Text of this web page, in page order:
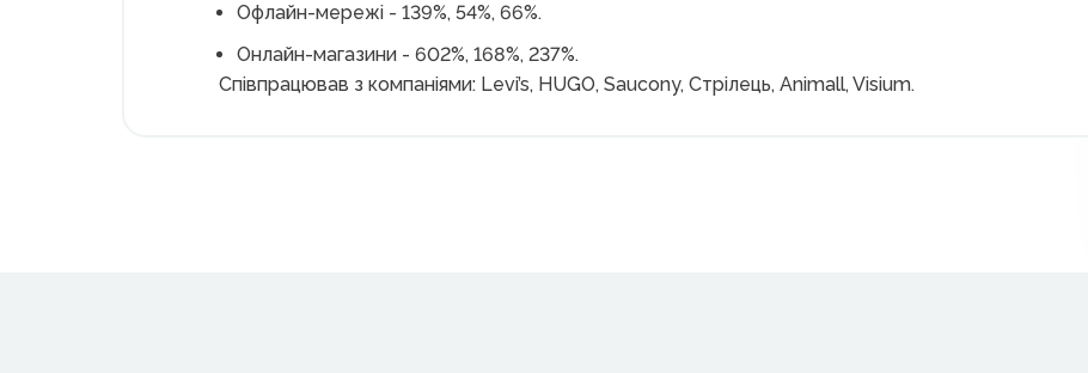
Офлайн-мережі - 139%, 54%, 66%.
Онлайн-магазини - 602%, 168%, 237%.
Співпрацював з компаніями: Levi’s, HUGO, Saucony, Стрілець, Animall, Visium.